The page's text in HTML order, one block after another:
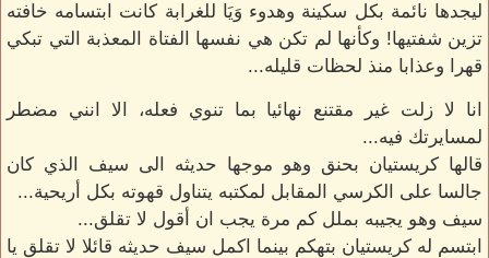
ليجدها نائمة بكل سكينة وهدوء وَيَا للغرابة كانت ابتسامه خافته
تزين شفتيها! وكأنها لم تكن هي نفسها الفتاة المعذبة التي تبكي
قهرا وعذابا منذ لحظات قليله...
انا لا زلت غير مقتنع نهائيا بما تنوي فعله، الا انني مضطر
لمسايرتك فيه...
قالها كريستيان بحنق وهو موجها حديثه الى سيف الذي كان
جالسا على الكرسي المقابل لمكتبه يتناول قهوته بكل أريحية...
سيف وهو يجيبه بملل كم مرة يجب ان أقول لا تقلق...
ابتسم له كريستيان بتهكم بينما اكمل سيف حديثه قائلا لا تقلق يا